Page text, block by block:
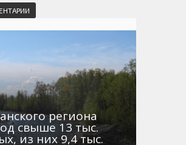
Улицы, остановки
Магадан – Аэропорт
приливов отливов
региона
свыше 13 тыс.
из них 9,4 тыс.